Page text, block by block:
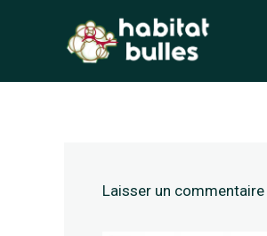
Laisser un commentaire